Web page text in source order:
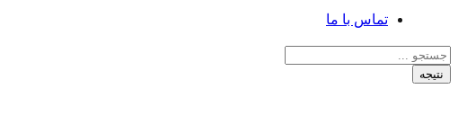
تماس با ما
Search
...نتیجه